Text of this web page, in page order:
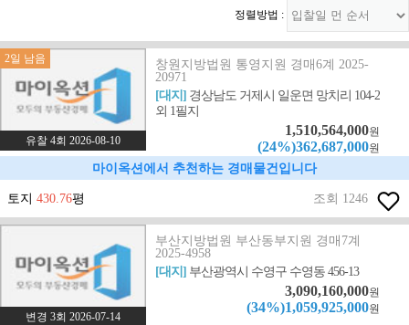
정렬방법 :
2일 남음
유찰 4회 2026-08-10
창원지방법원 통영지원 경매6계 2025-
20971
[대지] 경상남도 거제시 일운면 망치리 104-2
외 1필지
1,510,564,000원
(24%)362,687,000원
마이옥션에서 추천하는 경매물건입니다
토지 430.76평 조회 1246
변경 3회 2026-07-14
부산지방법원 부산동부지원 경매7계
2025-4958
[대지] 부산광역시 수영구 수영동 456-13
3,090,160,000원
(34%)1,059,925,000원